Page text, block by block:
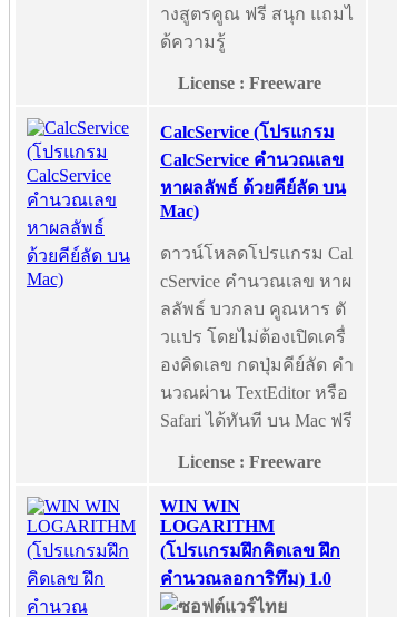
างสูตรคูณ ฟรี สนุก แถมไ
ด้ความรู้
License : Freeware
CalcService (โปรแกรม
CalcService คำนวณเลข
หาผลลัพธ์ ด้วยคีย์ลัด บน
Mac)
ดาวน์โหลดโปรแกรม Cal
cService คำนวณเลข หาผ
ลลัพธ์ บวกลบ คูณหาร ตั
วแปร โดยไม่ต้องเปิดเครื่
องคิดเลข กดปุ่มคีย์ลัด คำ
นวณผ่าน TextEditor หรือ
Safari ได้ทันที บน Mac ฟรี
License : Freeware
WIN WIN
LOGARITHM
(โปรแกรมฝึกคิดเลข ฝึก
คำนวณลอการิทึม) 1.0